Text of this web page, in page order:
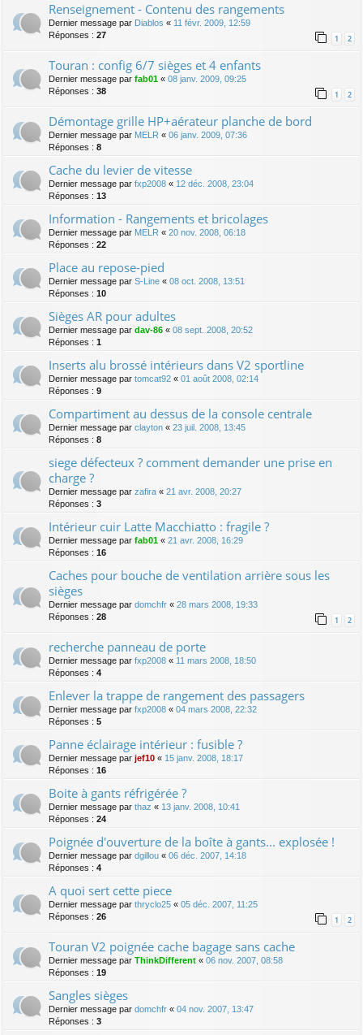
Renseignement - Contenu des rangements
Dernier message par Diablos « 11 févr. 2009, 12:59
Réponses : 27 1 2
Touran : config 6/7 sièges et 4 enfants
Dernier message par fab01 « 08 janv. 2009, 09:25
Réponses : 38 1 2
Démontage grille HP+aérateur planche de bord
Dernier message par MELR « 06 janv. 2009, 07:36
Réponses : 8
Cache du levier de vitesse
Dernier message par fxp2008 « 12 déc. 2008, 23:04
Réponses : 13
Information - Rangements et bricolages
Dernier message par MELR « 20 nov. 2008, 06:18
Réponses : 22
Place au repose-pied
Dernier message par S-Line « 08 oct. 2008, 13:51
Réponses : 10
Sièges AR pour adultes
Dernier message par dav-86 « 08 sept. 2008, 20:52
Réponses : 1
Inserts alu brossé intérieurs dans V2 sportline
Dernier message par tomcat92 « 01 août 2008, 02:14
Réponses : 9
Compartiment au dessus de la console centrale
Dernier message par clayton « 23 juil. 2008, 13:45
Réponses : 8
siege défecteux ? comment demander une prise en
charge ?
Dernier message par zafira « 21 avr. 2008, 20:27
Réponses : 3
Intérieur cuir Latte Macchiatto : fragile ?
Dernier message par fab01 « 21 avr. 2008, 16:29
Réponses : 16
Caches pour bouche de ventilation arrière sous les
sièges
Dernier message par domchfr « 28 mars 2008, 19:33
Réponses : 28 1 2
recherche panneau de porte
Dernier message par fxp2008 « 11 mars 2008, 18:50
Réponses : 4
Enlever la trappe de rangement des passagers
Dernier message par fxp2008 « 04 mars 2008, 22:32
Réponses : 5
Panne éclairage intérieur : fusible ?
Dernier message par jef10 « 15 janv. 2008, 18:17
Réponses : 16
Boite à gants réfrigérée ?
Dernier message par thaz « 13 janv. 2008, 10:41
Réponses : 24
Poignée d'ouverture de la boîte à gants... explosée !
Dernier message par dgillou « 06 déc. 2007, 14:18
Réponses : 4
A quoi sert cette piece
Dernier message par thryclo25 « 05 déc. 2007, 11:25
Réponses : 26 1 2
Touran V2 poignée cache bagage sans cache
Dernier message par ThinkDifferent « 06 nov. 2007, 08:58
Réponses : 19
Sangles sièges
Dernier message par domchfr « 04 nov. 2007, 13:47
Réponses : 3